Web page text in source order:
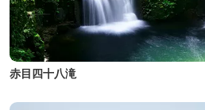
赤目四十八滝